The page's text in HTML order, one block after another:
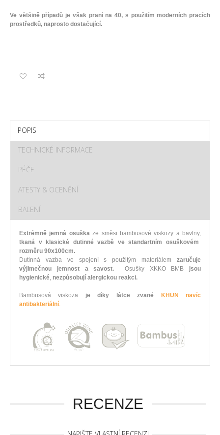
Ve většině případů je však praní na 40, s použitím moderních pracích
prostředků, naprosto dostačující.
POPIS
TECHNICKÉ INFORMACE
PÉČE
ATESTY & OCENĚNÍ
BALENÍ
Extrémně jemná osuškaze směsi bambusové viskozy a bavlny,
tkaná v klasické dutinné vazbě ve standartním osuškovém
rozměru 90x100cm.
Dutinná vazba ve spojení s použitým materiálem zaručuje
výjimečnou jemnost a savost. Osušky XKKO BMB jsou
hygienické, nezpůsobují alergickou reakci.
Bambusová viskoza je díky látce zvané
KHUN navíc
antibakteriální.
RECENZE